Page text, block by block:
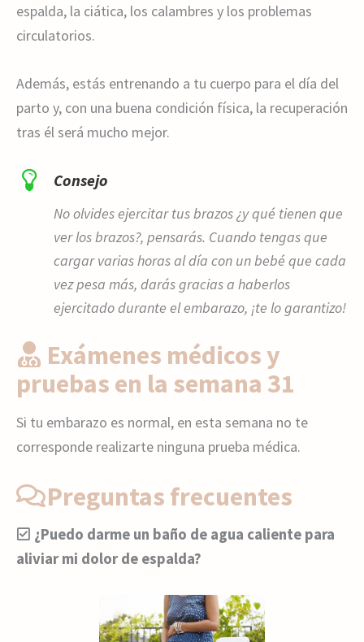
espalda, la ciática, los calambres y los problemas
circulatorios.
Además, estás entrenando a tu cuerpo para el día del
parto y, con una buena condición física, la recuperación
tras él será mucho mejor.
Consejo
No olvides ejercitar tus brazos ¿y qué tienen que
ver los brazos?, pensarás. Cuando tengas que
cargar varias horas al día con un bebé que cada
vez pesa más, darás gracias a haberlos
ejercitado durante el embarazo, ¡te lo garantizo!
Exámenes médicos y
pruebas en la semana 31
Si tu embarazo es normal, en esta semana no te
corresponde realizarte ninguna prueba médica.
Preguntas frecuentes
¿Puedo darme un baño de agua caliente para
aliviar mi dolor de espalda?